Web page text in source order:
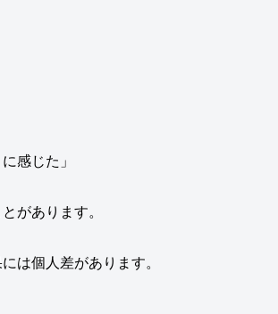
感じた」
があります。
は個人差があります。